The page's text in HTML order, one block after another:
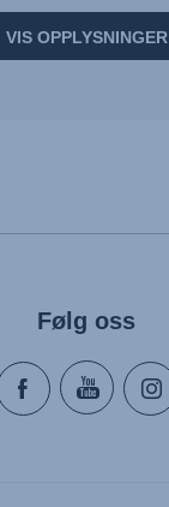
VIS OPPLYSNINGER
Følg oss